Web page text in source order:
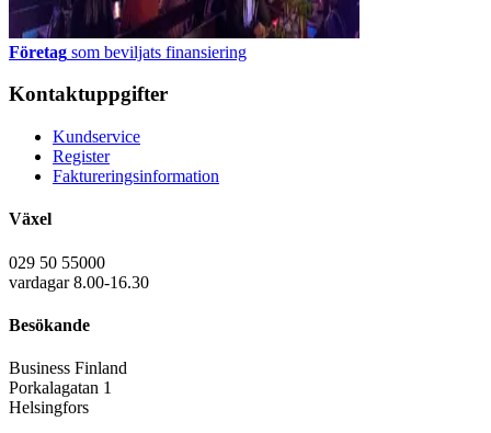
Företag som beviljats finansiering
Kontaktuppgifter
Kundservice
Register
Faktureringsinformation
Växel
029 50 55000
vardagar 8.00-16.30
Besökande
Business Finland
Porkalagatan 1
Helsingfors